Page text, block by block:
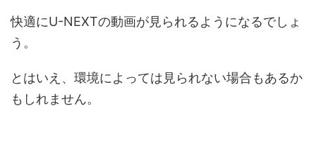
快適にU-NEXTの動画が見られるようになるでしょ
う。
とはいえ、環境によっては見られない場合もあるか
もしれません。